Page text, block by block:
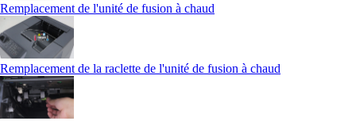
Remplacement de l'unité de fusion à chaud
Remplacement de la raclette de l'unité de fusion à chaud